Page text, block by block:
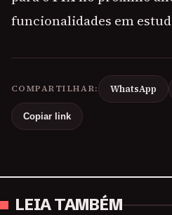
funcionalidades em
COMPARTILHAR: WhatsApp
Copiar link
LEIA TAMBÉM